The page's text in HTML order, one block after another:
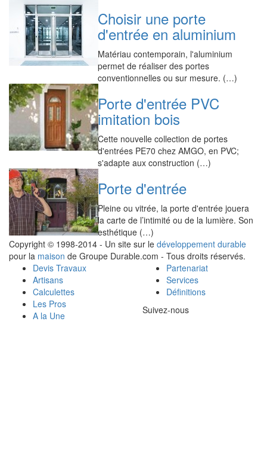
Choisir une porte
d'entrée en aluminium
Matériau contemporain, l'aluminium
permet de réaliser des portes
conventionnelles ou sur mesure. (…)
Porte d'entrée PVC
imitation bois
Cette nouvelle collection de portes
d'entrées PE70 chez AMGO, en PVC;
s'adapte aux construction (…)
Porte d'entrée
Pleine ou vitrée, la porte d'entrée jouera
la carte de l’intimité ou de la lumière. Son
esthétique (…)
Copyright © 1998-2014 - Un site sur le développement durable
pour la maison de Groupe Durable.com - Tous droits réservés.
Devis Travaux
Artisans
Calculettes
Les Pros
A la Une
Partenariat
Services
Définitions
Suivez-nous